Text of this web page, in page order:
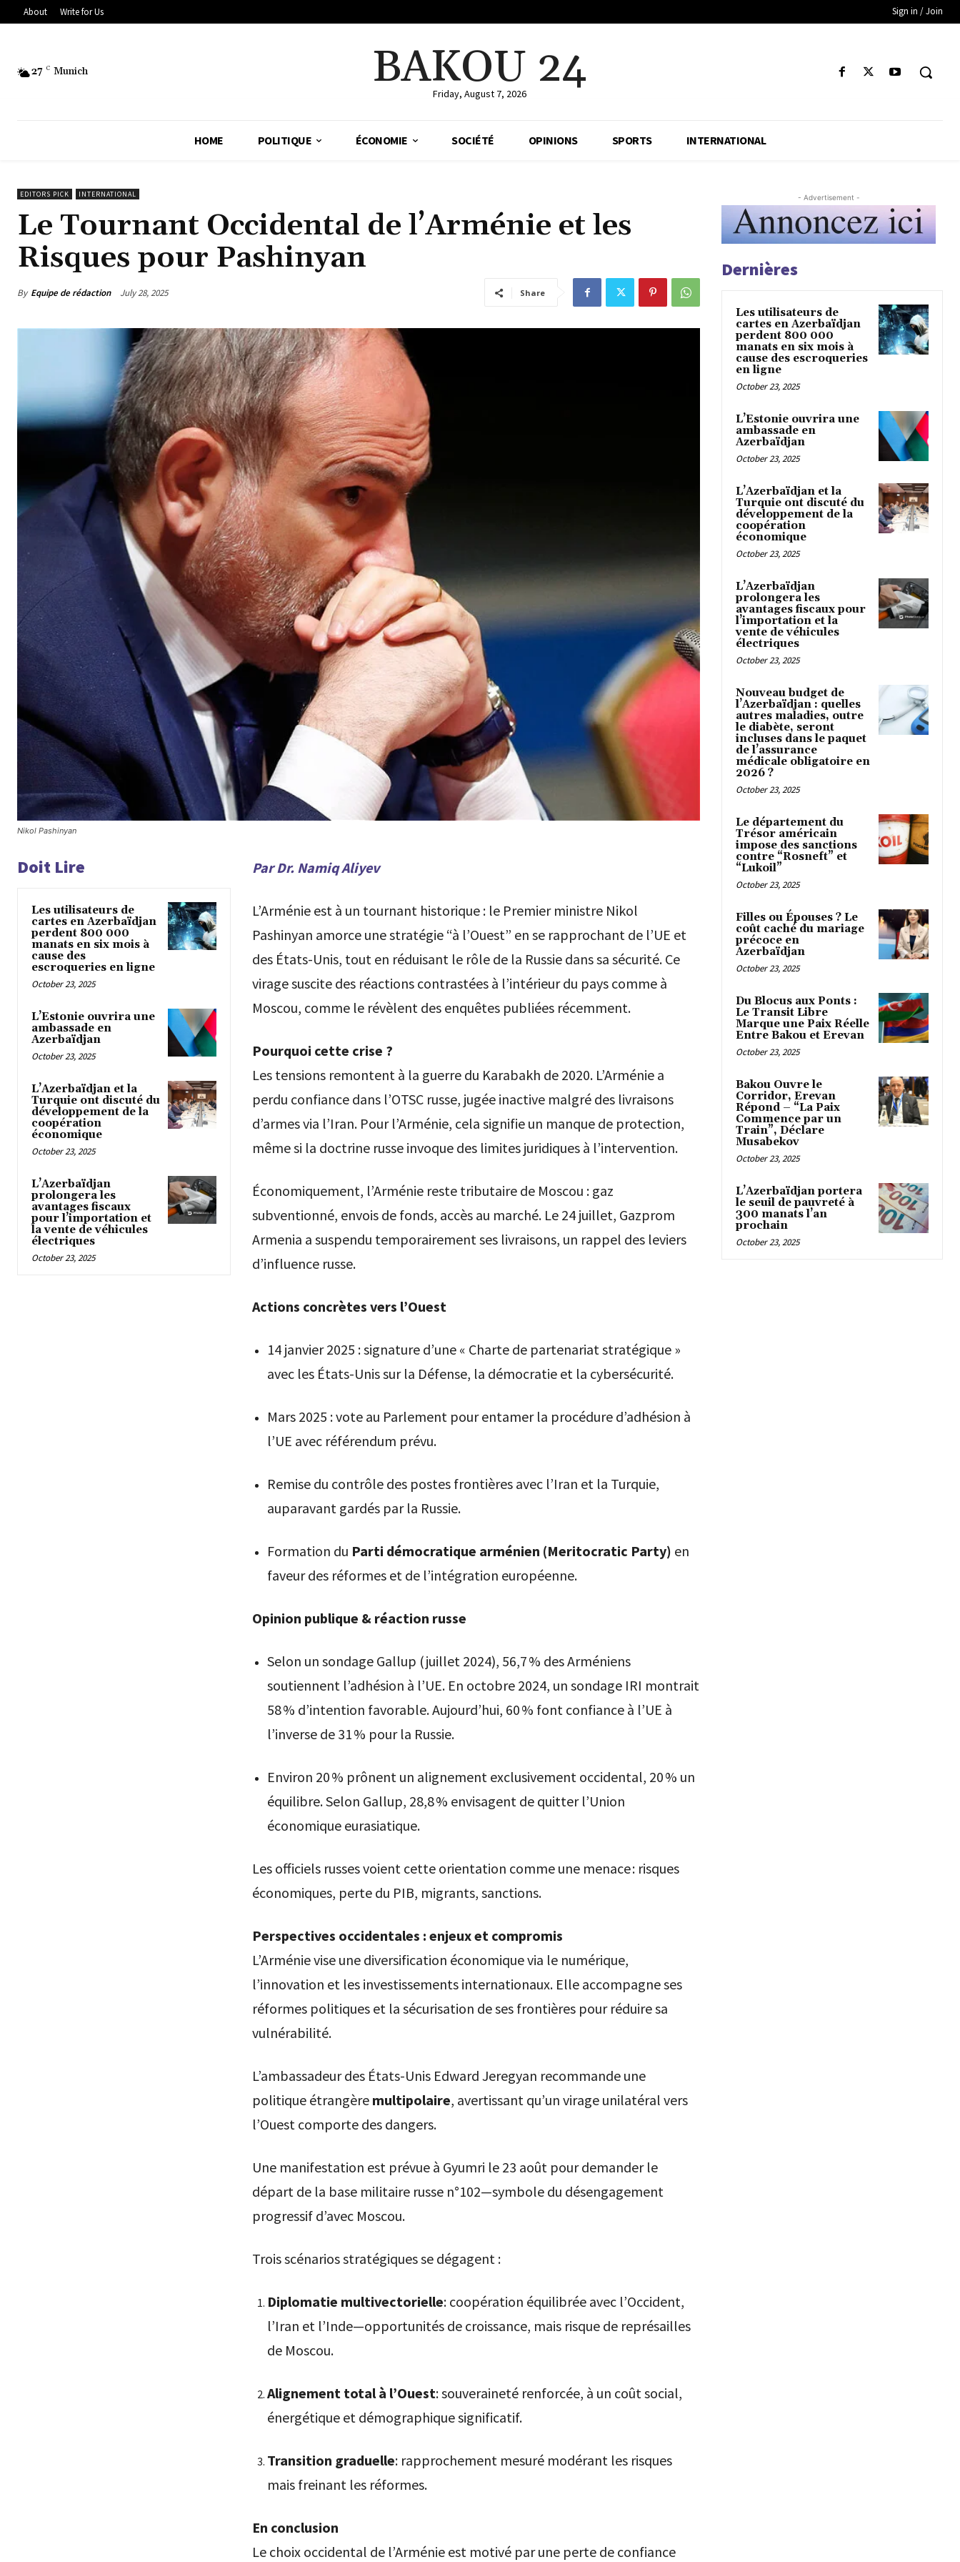
About Write for Us Sign in / Join
27 C Munich BAKOU 24
Friday, August 7, 2026
HOME POLITIQUE ÉCONOMIE SOCIÉTÉ OPINIONS SPORTS INTERNATIONAL
EDITORS PICK INTERNATIONAL
Le Tournant Occidental de l’Arménie et les
Risques pour Pashinyan
By Equipe de rédaction July 28, 2025 Share
Nikol Pashinyan
Doit Lire
Les utilisateurs de
cartes en Azerbaïdjan
perdent 800 000
manats en six mois à
cause des
escroqueries en ligne
October 23, 2025
L’Estonie ouvrira une
ambassade en
Azerbaïdjan
October 23, 2025
L’Azerbaïdjan et la
Turquie ont discuté du
développement de la
coopération
économique
October 23, 2025
L’Azerbaïdjan
prolongera les
avantages fiscaux
pour l’importation et
la vente de véhicules
électriques
October 23, 2025
Par Dr. Namiq Aliyev
L’Arménie est à un tournant historique : le Premier ministre Nikol
Pashinyan amorce une stratégie “à l’Ouest” en se rapprochant de l’UE et
des États-Unis, tout en réduisant le rôle de la Russie dans sa sécurité. Ce
virage suscite des réactions contrastées à l’intérieur du pays comme à
Moscou, comme le révèlent des enquêtes publiées récemment.
Pourquoi cette crise ?
Les tensions remontent à la guerre du Karabakh de 2020. L’Arménie a
perdu confiance dans l’OTSC russe, jugée inactive malgré des livraisons
d’armes via l’Iran. Pour l’Arménie, cela signifie un manque de protection,
même si la doctrine russe invoque des limites juridiques à l’intervention.
Économiquement, l’Arménie reste tributaire de Moscou : gaz
subventionné, envois de fonds, accès au marché. Le 24 juillet, Gazprom
Armenia a suspendu temporairement ses livraisons, un rappel des leviers
d’influence russe.
Actions concrètes vers l’Ouest
14 janvier 2025 : signature d’une « Charte de partenariat stratégique »
avec les États-Unis sur la Défense, la démocratie et la cybersécurité.
Mars 2025 : vote au Parlement pour entamer la procédure d’adhésion à
l’UE avec référendum prévu.
Remise du contrôle des postes frontières avec l’Iran et la Turquie,
auparavant gardés par la Russie.
Formation du Parti démocratique arménien (Meritocratic Party) en
faveur des réformes et de l’intégration européenne.
Opinion publique & réaction russe
Selon un sondage Gallup (juillet 2024), 56,7 % des Arméniens
soutiennent l’adhésion à l’UE. En octobre 2024, un sondage IRI montrait
58 % d’intention favorable. Aujourd’hui, 60 % font confiance à l’UE à
l’inverse de 31 % pour la Russie.
Environ 20 % prônent un alignement exclusivement occidental, 20 % un
équilibre. Selon Gallup, 28,8 % envisagent de quitter l’Union
économique eurasiatique.
Les officiels russes voient cette orientation comme une menace : risques
économiques, perte du PIB, migrants, sanctions.
Perspectives occidentales : enjeux et compromis
L’Arménie vise une diversification économique via le numérique,
l’innovation et les investissements internationaux. Elle accompagne ses
réformes politiques et la sécurisation de ses frontières pour réduire sa
vulnérabilité.
L’ambassadeur des États-Unis Edward Jeregyan recommande une
politique étrangère multipolaire, avertissant qu’un virage unilatéral vers
l’Ouest comporte des dangers.
Une manifestation est prévue à Gyumri le 23 août pour demander le
départ de la base militaire russe n°102—symbole du désengagement
progressif d’avec Moscou.
Trois scénarios stratégiques se dégagent :
Diplomatie multivectorielle: coopération équilibrée avec l’Occident,
l’Iran et l’Inde—opportunités de croissance, mais risque de représailles
de Moscou.
Alignement total à l’Ouest: souveraineté renforcée, à un coût social,
énergétique et démographique significatif.
Transition graduelle: rapprochement mesuré modérant les risques
mais freinant les réformes.
En conclusion
Le choix occidental de l’Arménie est motivé par une perte de confiance
- Advertisement -
Dernières
Les utilisateurs de
cartes en Azerbaïdjan
perdent 800 000
manats en six mois à
cause des escroqueries
en ligne
October 23, 2025
L’Estonie ouvrira une
ambassade en
Azerbaïdjan
October 23, 2025
L’Azerbaïdjan et la
Turquie ont discuté du
développement de la
coopération
économique
October 23, 2025
L’Azerbaïdjan
prolongera les
avantages fiscaux pour
l’importation et la
vente de véhicules
électriques
October 23, 2025
Nouveau budget de
l’Azerbaïdjan : quelles
autres maladies, outre
le diabète, seront
incluses dans le paquet
de l’assurance
médicale obligatoire en
2026 ?
October 23, 2025
Le département du
Trésor américain
impose des sanctions
contre “Rosneft” et
“Lukoil”
October 23, 2025
Filles ou Épouses ? Le
coût caché du mariage
précoce en
Azerbaïdjan
October 23, 2025
Du Blocus aux Ponts :
Le Transit Libre
Marque une Paix Réelle
Entre Bakou et Erevan
October 23, 2025
Bakou Ouvre le
Corridor, Erevan
Répond – “La Paix
Commence par un
Train”, Déclare
Musabekov
October 23, 2025
L’Azerbaïdjan portera
le seuil de pauvreté à
300 manats l’an
prochain
October 23, 2025